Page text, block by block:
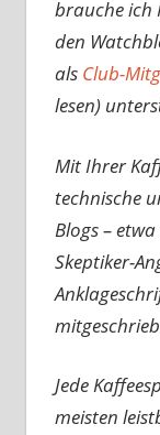
brauche ich
den
als Club-
lesen)
Mit Ihrer
technische
Blogs –
Skeptiker-
Jede
meisten